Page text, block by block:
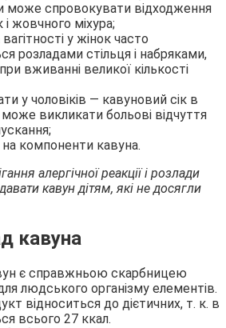
може спровокувати відходження
жовчного міхура;
у жінок часто
розладами стільця і набряками,
вживанні великої кількості
у чоловіків — кавуновий сік в
викликати больові відчуття
на компоненти кавуна.
алергічної реакції і розлади
кавун дітям, які не досягли
кавуна
є справжньою скарбницею
людського організму елементів.
відноситься до дієтичних, т. к. в
всього 27 ккал.